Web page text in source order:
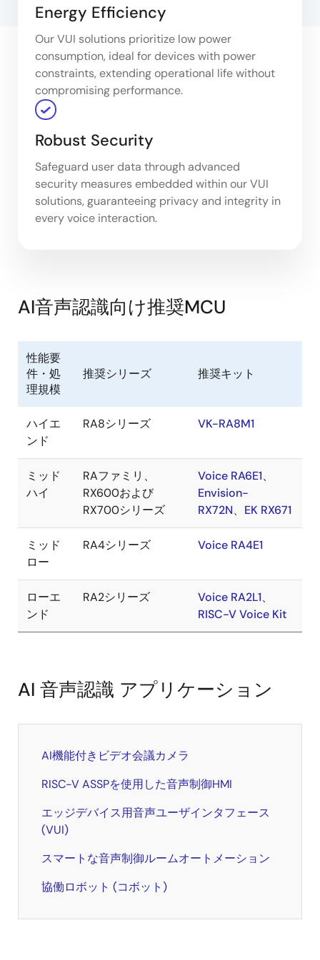
Energy Efficiency
Our VUI solutions prioritize low power
consumption, ideal for devices with power
constraints, extending operational life without
compromising performance.
Robust Security
Safeguard user data through advanced
security measures embedded within our VUI
solutions, guaranteeing privacy and integrity in
every voice interaction.
AI音声認識向け推奨MCU
性能要
件・処
理規模
推奨シリーズ 推奨キット
ハイエ
ンド
RA8シリーズ VK-RA8M1
ミッド
ハイ
RAファミリ、
RX600および
RX700シリーズ
Voice RA6E1、
Envision-
RX72N、 EK RX671
ミッド
ロー
RA4シリーズ Voice RA4E1
ローエ
ンド
RA2シリーズ Voice RA2L1、
RISC-V Voice Kit
AI 音声認識 アプリケーション
AI機能付きビデオ会議カメラ
RISC-V ASSPを使用した音声制御HMI
エッジデバイス用音声ユーザインタフェース
(VUI)
スマートな音声制御ルームオートメーション
協働ロボット (コボット)